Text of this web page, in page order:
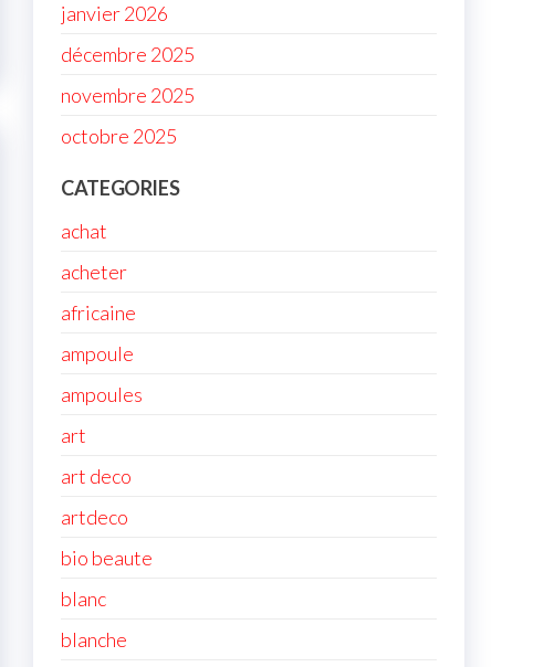
janvier 2026
décembre 2025
novembre 2025
octobre 2025
CATEGORIES
achat
acheter
africaine
ampoule
ampoules
art
art deco
artdeco
bio beaute
blanc
blanche